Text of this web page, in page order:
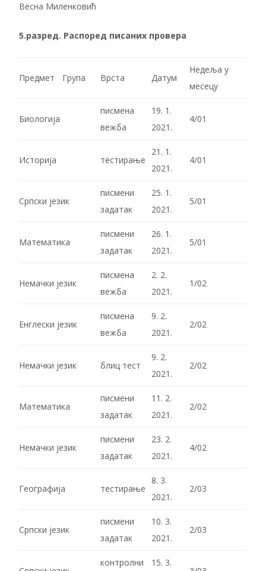
Весна Миленковић
5.разред. Распоред писаних провера
Предмет Група Врста Датум
Недеља у
месецу
Биологија
писмена
вежба
19. 1.
2021.
4/01
Историја тестирање
21. 1.
2021.
4/01
Српски језик
писмени
задатак
25. 1.
2021.
5/01
Математика
писмени
задатак
26. 1.
2021.
5/01
Немачки језик
писмена
вежба
2. 2.
2021.
1/02
Енглески језик
писмена
вежба
9. 2.
2021.
2/02
Немачки језик блиц тест
9. 2.
2021.
2/02
Математика
писмени
задатак
11. 2.
2021.
2/02
Немачки језик
писмени
задатак
23. 2.
2021.
4/02
Географија тестирање
8. 3.
2021.
2/03
Српски језик
писмени
задатак
10. 3.
2021.
2/03
контролни 15. 3.